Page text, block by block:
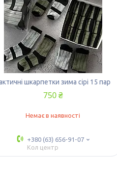
шкарпетки зима сірі 15 пар
750 ₴
Немає в наявності
+380 (63) 656-91-07
Кол центр